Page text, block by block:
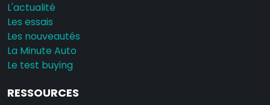
L'actualité
Les essais
Les nouveautés
La Minute Auto
Le test buying
RESSOURCES